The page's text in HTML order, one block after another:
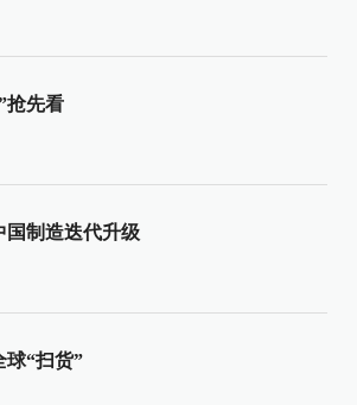
抢先看
国制造迭代升级
球“扫货”